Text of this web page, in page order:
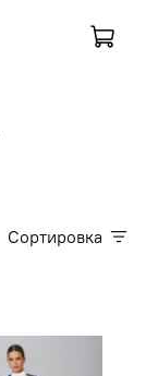
Сортировка